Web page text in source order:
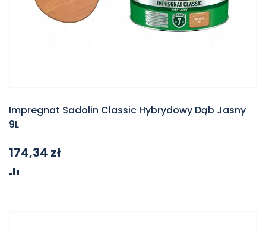
Impregnat Sadolin Classic Hybrydowy Dąb Jasny
9L
174,34 zł